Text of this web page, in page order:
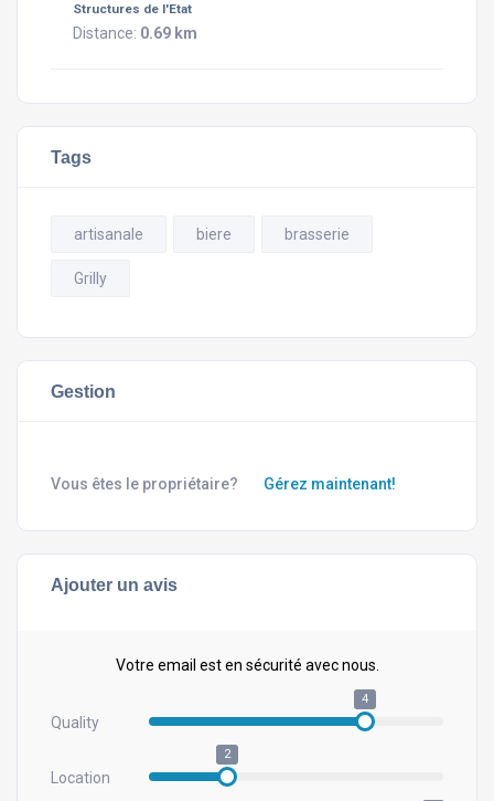
Structures de l'Etat
Distance: 0.69 km
Tags
artisanale biere brasserie
Grilly
Gestion
Vous êtes le propriétaire? Gérez maintenant!
Ajouter un avis
Votre email est en sécurité avec nous.
Quality
4
Location
2